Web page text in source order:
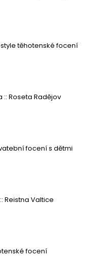
těhotenské focení
Roseta Radějov
focení s dětmi
Reistna Valtice
focení